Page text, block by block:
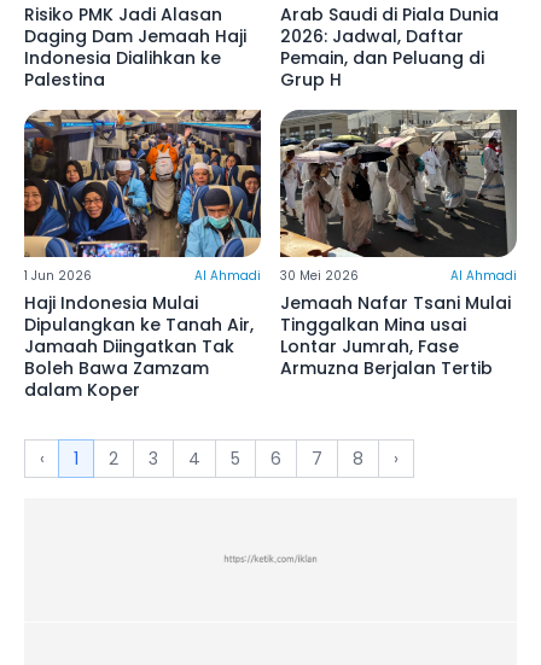
Risiko PMK Jadi Alasan
Daging Dam Jemaah Haji
Indonesia Dialihkan ke
Palestina
Arab Saudi di Piala Dunia
2026: Jadwal, Daftar
Pemain, dan Peluang di
Grup H
1 Jun 2026 Al Ahmadi
Haji Indonesia Mulai
Dipulangkan ke Tanah Air,
Jamaah Diingatkan Tak
Boleh Bawa Zamzam
dalam Koper
30 Mei 2026 Al Ahmadi
Jemaah Nafar Tsani Mulai
Tinggalkan Mina usai
Lontar Jumrah, Fase
Armuzna Berjalan Tertib
‹ 1 2 3 4 5 6 7 8 ›